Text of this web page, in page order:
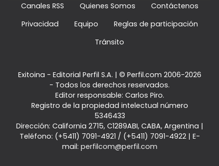
Canales RSS Quienes Somos
Contáctenos
Privacidad
Equipo
Reglas de participación
Tránsito
Exitoina - Editorial Perfil S.A. | © Perfil.com 2006-2026
- Todos los derechos reservados.
Editor responsable: Carlos Piro.
Registro de la propiedad intelectual número
5346433
Dirección: California 2715, C1289ABI, CABA, Argentina |
Teléfono: (+5411) 7091-4921 / (+5411) 7091-4922| E-
mail: perfilcom@perfil.com